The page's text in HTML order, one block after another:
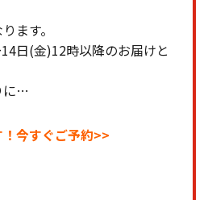
ます。
日(金)12時以降のお届けと
に…
今すぐご予約>>